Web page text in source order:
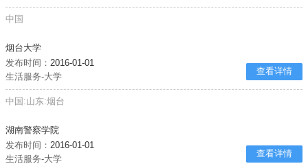
中国
烟台大学
发布时间：2016-01-01
生活服务-大学
查看详情
中国:山东:烟台
湖南警察学院
发布时间：2016-01-01
生活服务-大学
查看详情